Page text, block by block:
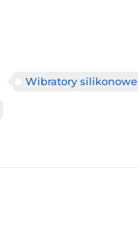
Wibratory silikonowe